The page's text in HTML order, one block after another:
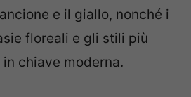
e il giallo, nonché i
floreali e gli stili più
chiave moderna.